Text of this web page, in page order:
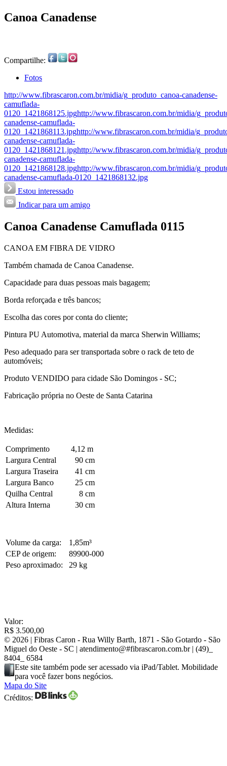
Canoa Canadense
Compartilhe:
Fotos
http://www.fibrascaron.com.br/midia/g_produto_canoa-canadense-
camuflada-
0120_1421868125.jpghttp://www.fibrascaron.com.br/midia/
canadense-camuflada-
0120_1421868113.jpghttp://www.fibrascaron.com.br/midia/
canadense-camuflada-
0120_1421868121.jpghttp://www.fibrascaron.com.br/midia/
canadense-camuflada-
0120_1421868128.jpghttp://www.fibrascaron.com.br/midia/
canadense-camuflada-0120_1421868132.jpg
Estou interessado
Indicar para um amigo
Canoa Canadense Camuflada 0115
CANOA EM FIBRA DE VIDRO
Também chamada de Canoa Canadense.
Capacidade para duas pessoas mais bagagem;
Borda reforçada e três bancos;
Escolha das cores por conta do cliente;
Pintura PU Automotiva, material da marca Sherwin Williams;
Peso adequado para ser transportada sobre o rack de teto de
automóveis;
Produto VENDIDO para cidade São Domingos - SC;
Fabricação própria no Oeste de Santa Catarina
Medidas:
Comprimento
4,12 m
Largura Central
90 cm
Largura Traseira
41 cm
Largura Banco
25 cm
Quilha Central
8 cm
Altura Interna
30 cm
Volume da carga:
1,85m³
CEP de origem:
89900-000
Peso aproximado:
29 kg
Valor:
R$ 3.500,00
© 2026 | Fibras Caron - Rua Willy Barth, 1871 - São Gotardo - São
Miguel do Oeste - SC | atendimento@#fibrascaron.com.br | (49)
8404
6584
Este site também pode ser acessado via iPad/Tablet. Mobilidade
para você fazer bons negócios.
Mapa do Site
Créditos: